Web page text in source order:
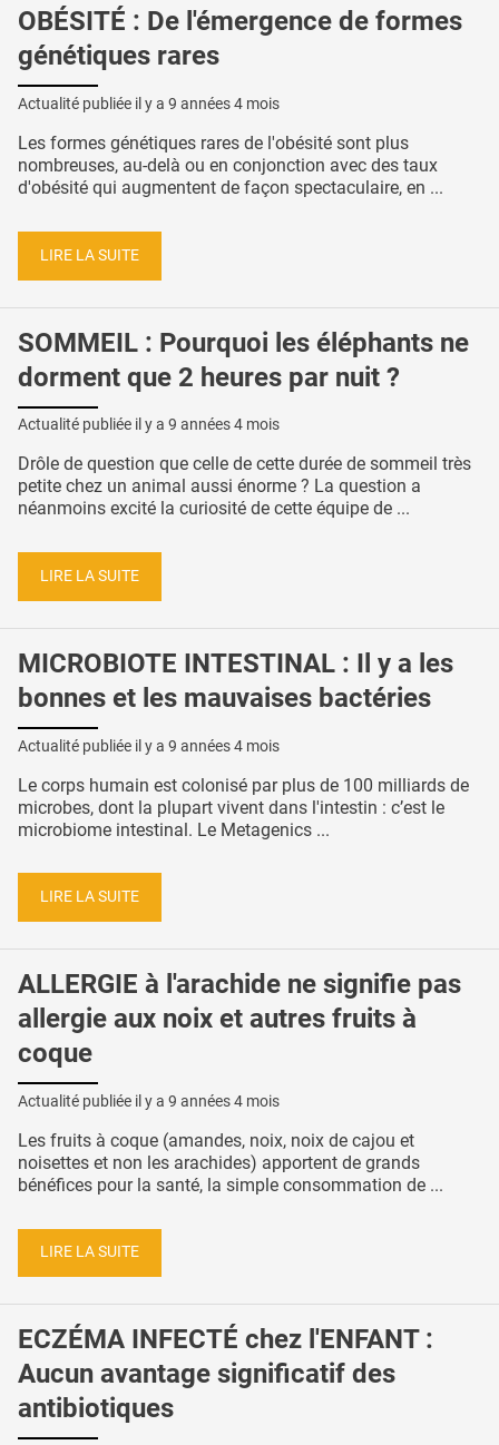
OBÉSITÉ : De l'émergence de formes
génétiques rares
Actualité publiée il y a 9 années 4 mois
Les formes génétiques rares de l'obésité sont plus
nombreuses, au-delà ou en conjonction avec des taux
d'obésité qui augmentent de façon spectaculaire, en ...
LIRE LA SUITE
SOMMEIL : Pourquoi les éléphants ne
dorment que 2 heures par nuit ?
Actualité publiée il y a 9 années 4 mois
Drôle de question que celle de cette durée de sommeil très
petite chez un animal aussi énorme ? La question a
néanmoins excité la curiosité de cette équipe de ...
LIRE LA SUITE
MICROBIOTE INTESTINAL : Il y a les
bonnes et les mauvaises bactéries
Actualité publiée il y a 9 années 4 mois
Le corps humain est colonisé par plus de 100 milliards de
microbes, dont la plupart vivent dans l'intestin : c’est le
microbiome intestinal. Le Metagenics ...
LIRE LA SUITE
ALLERGIE à l'arachide ne signifie pas
allergie aux noix et autres fruits à
coque
Actualité publiée il y a 9 années 4 mois
Les fruits à coque (amandes, noix, noix de cajou et
noisettes et non les arachides) apportent de grands
bénéfices pour la santé, la simple consommation de ...
LIRE LA SUITE
ECZÉMA INFECTÉ chez l'ENFANT :
Aucun avantage significatif des
antibiotiques